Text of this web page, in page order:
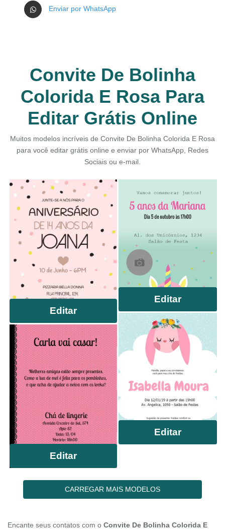
Enviar por WhatsApp
Convite De Bolinha
Colorida E Rosa Para
Editar Grátis Online
Muitos modelos incríveis de Convite De Bolinha Colorida E Rosa
para você editar grátis online e enviar por WhatsApp, Redes
Sociais ou e-mail.
Editar
Editar
Editar
Editar
CARREGAR MAIS MODELOS
Encante seus contatos com o Convite De Bolinha Colorida E